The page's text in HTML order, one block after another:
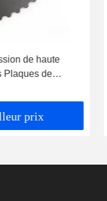
de haute
Plaques de
prix